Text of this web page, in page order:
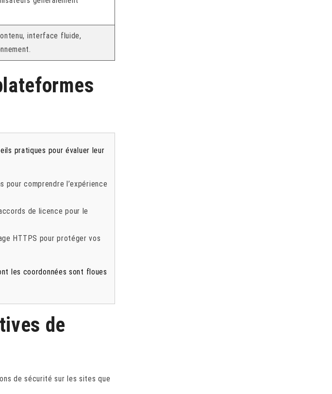
interface fluide,
pratiques pour évaluer leur
pour comprendre l’expérience
de licence pour le
HTTPS pour protéger vos
les coordonnées sont floues
de
de sécurité sur les sites que